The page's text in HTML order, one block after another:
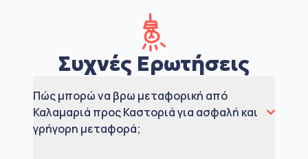
Συχνές Ερωτήσεις
Πώς μπορώ να βρω μεταφορική από
Καλαμαριά προς Καστοριά για ασφαλή και
γρήγορη μεταφορά;